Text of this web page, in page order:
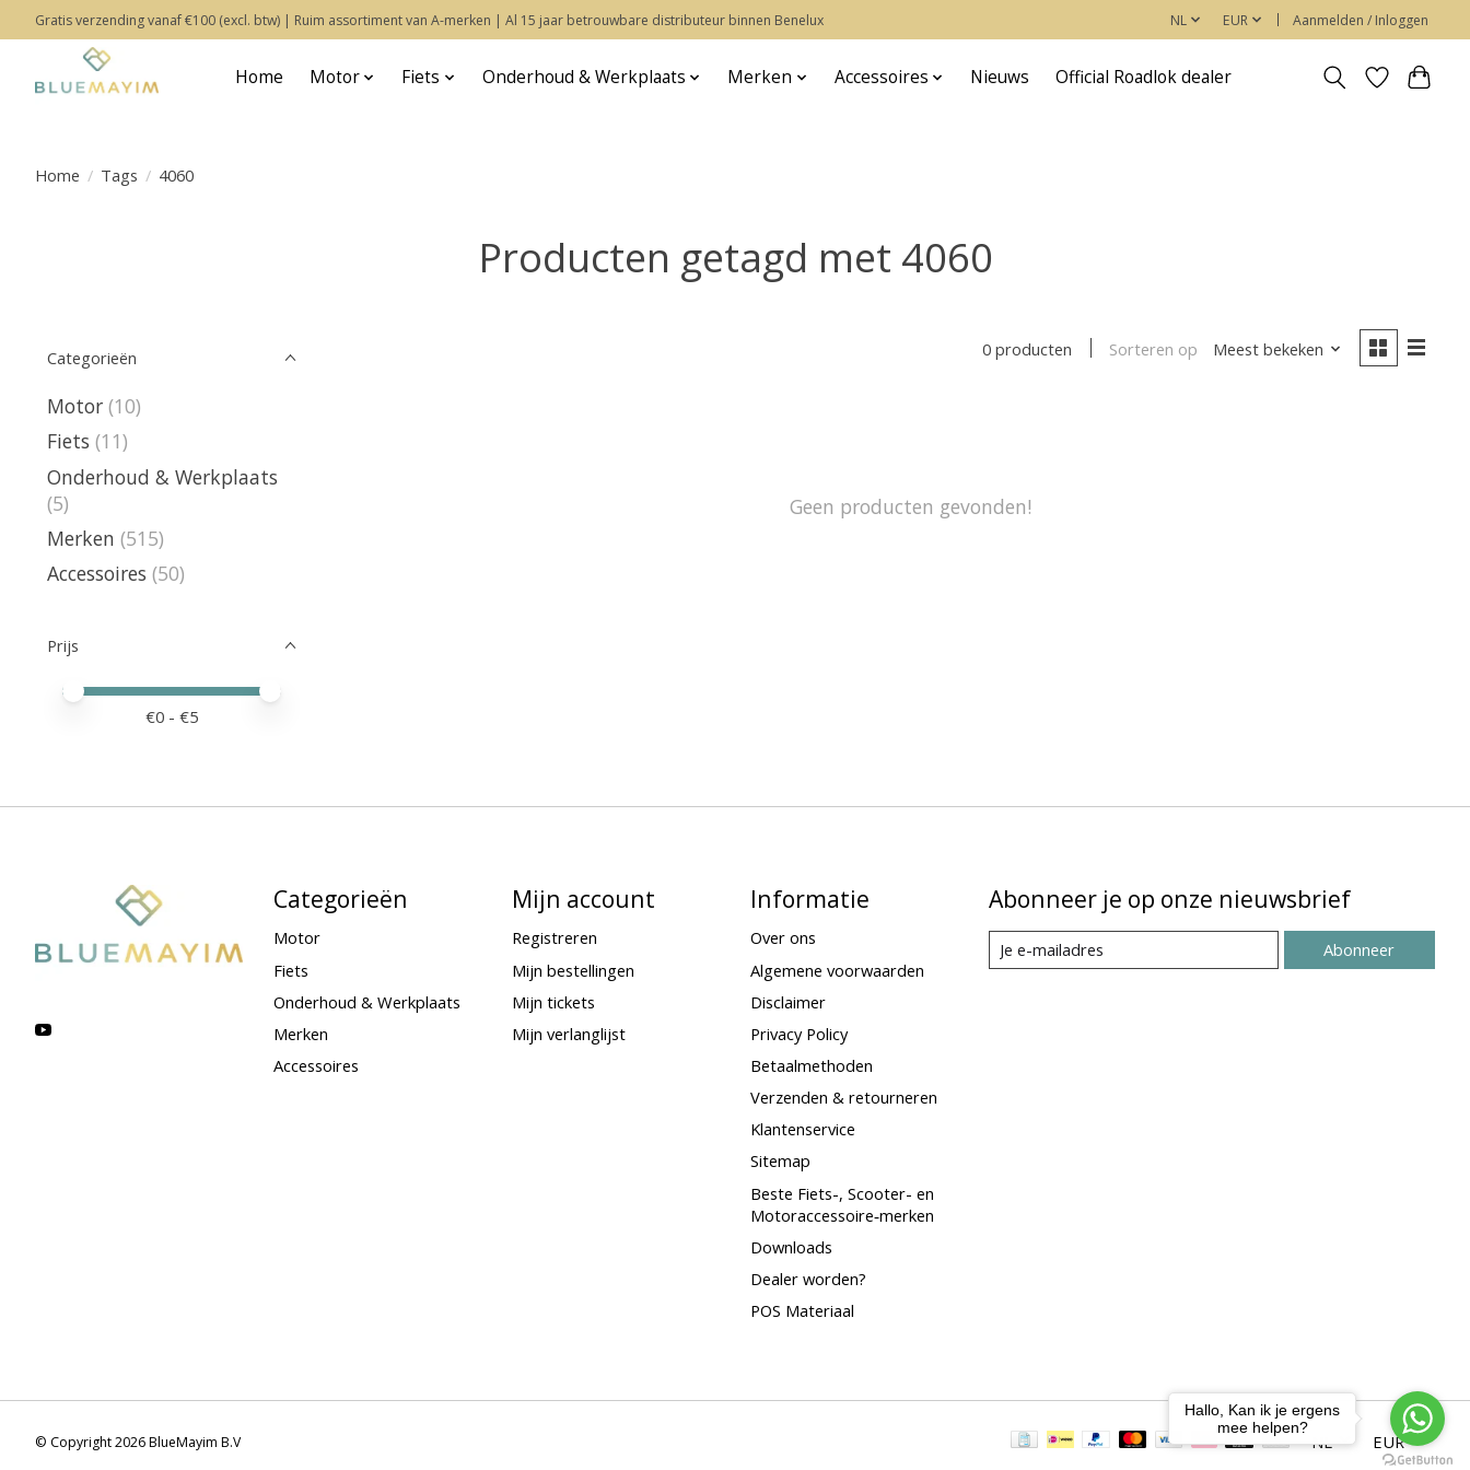
Gratis verzending vanaf €100 (excl. btw) | Ruim assortiment van A-merken | Al 15 jaar betrouwbare distributeur binnen Benelux NL EUR Aanmelden / Inloggen
Home Motor Fiets Onderhoud & Werkplaats Merken Accessoires Nieuws Official Roadlok dealer
Home / Tags / 4060
Producten getagd met 4060
Categorieën
Motor (10)
Fiets (11)
Onderhoud & Werkplaats
(5)
Merken (515)
Accessoires (50)
Prijs
Minimale prijswaarde
Price maximum value
€0 - €5
0 producten Sorteren op Meest bekeken
Geen producten gevonden!
Categorieën
Motor
Fiets
Onderhoud & Werkplaats
Merken
Accessoires
Mijn account
Registreren
Mijn bestellingen
Mijn tickets
Mijn verlanglijst
Informatie
Over ons
Algemene voorwaarden
Disclaimer
Privacy Policy
Betaalmethoden
Verzenden & retourneren
Klantenservice
Sitemap
Beste Fiets-, Scooter- en
Motoraccessoire‑merken
Downloads
Dealer worden?
POS Materiaal
Abonneer je op onze nieuwsbrief
Abonneer
© Copyright 2026 BlueMayim B.V NL EUR
Hallo, Kan ik je ergens
mee helpen?